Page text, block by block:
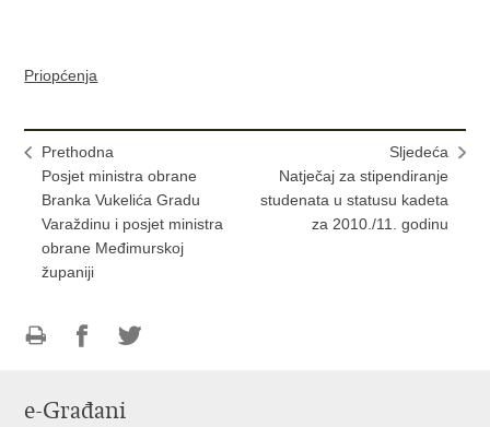
Priopćenja
Prethodna
Posjet ministra obrane
Branka Vukelića Gradu
Varaždinu i posjet ministra
obrane Međimurskoj
županiji
Sljedeća
Natječaj za stipendiranje
studenata u statusu kadeta
za 2010./11. godinu
FacebookuTwitteru
e-Građani